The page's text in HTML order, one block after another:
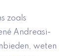
zoals
Andreasi-
weten